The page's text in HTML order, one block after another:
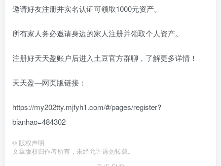
邀请好友注册并实名认证可领取1000元资产。
所有家人务必邀请身边的家人注册并领取个人资产。
注册好天天盈账户后进入土豆官方群聊，了解更多详情！
天天盈—网页版链接：
https://my202tty.mjfyh1.com/#/pages/register?
bianhao=484302
© 版权声明
文章版权归作者所有，未经允许请勿转载。